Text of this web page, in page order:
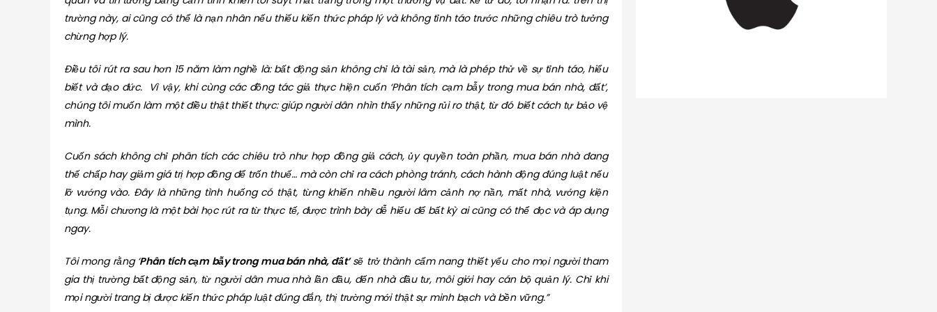
trường này, ai cũng có thể là nạn nhân nếu thiếu kiến thức pháp lý và không tỉnh táo trước những chiêu trò tưởng
chừng hợp lý.
Điều tôi rút ra sau hơn 15 năm làm nghề là: bất động sản không chỉ là tài sản, mà là phép thử về sự tỉnh táo, hiểu
biết và đạo đức. Vì vậy, khi cùng các đồng tác giả thực hiện cuốn ‘Phân tích cạm bẫy trong mua bán nhà, đất’,
chúng tôi muốn làm một điều thật thiết thực: giúp người dân nhìn thấy những rủi ro thật, từ đó biết cách tự bảo vệ
mình.
Cuốn sách không chỉ phân tích các chiêu trò như hợp đồng giả cách, ủy quyền toàn phần, mua bán nhà đang
thế chấp hay giảm giá trị hợp đồng để trốn thuế… mà còn chỉ ra cách phòng tránh, cách hành động đúng luật nếu
lỡ vướng vào. Đây là những tình huống có thật, từng khiến nhiều người lâm cảnh nợ nần, mất nhà, vướng kiện
tụng. Mỗi chương là một bài học rút ra từ thực tế, được trình bày dễ hiểu để bất kỳ ai cũng có thể đọc và áp dụng
ngay.
Tôi mong rằng ‘Phân tích cạm bẫy trong mua bán nhà, đất’sẽ trở thành cẩm nang thiết yếu cho mọi người tham
gia thị trường bất động sản, từ người dân mua nhà lần đầu, đến nhà đầu tư, môi giới hay cán bộ quản lý. Chỉ khi
mọi người trang bị được kiến thức pháp luật đúng đắn, thị trường mới thật sự minh bạch và bền vững.”